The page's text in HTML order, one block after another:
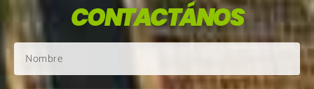
CONTACTÁNOS